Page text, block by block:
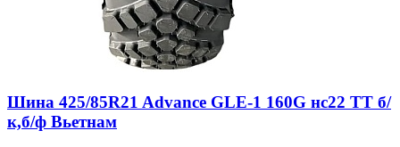
Шина 425/85R21 Advance GLE-1 160G нс22 ТТ б/
к,б/ф Вьетнам